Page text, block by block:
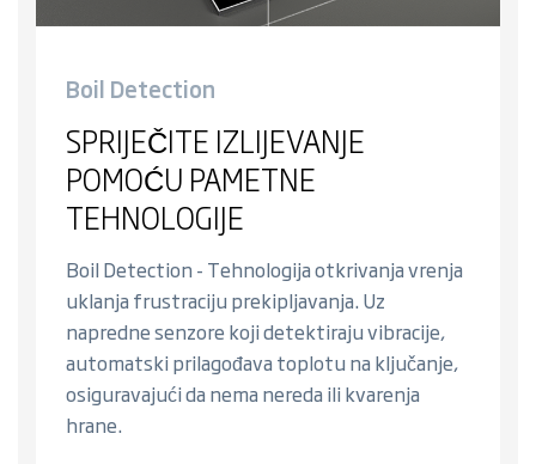
Boil Detection
SPRIJEČITE IZLIJEVANJE
POMOĆU PAMETNE
TEHNOLOGIJE
Boil Detection - Tehnologija otkrivanja vrenja
uklanja frustraciju prekipljavanja. Uz
napredne senzore koji detektiraju vibracije,
automatski prilagođava toplotu na ključanje,
osiguravajući da nema nereda ili kvarenja
hrane.